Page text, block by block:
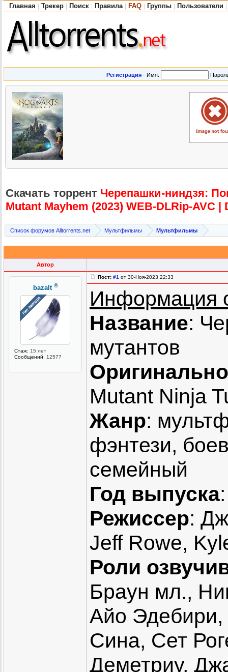
Главная Трекер Поиск Правила FAQ Группы Пользователи
Регистрация · Имя:
Скачать торрент Черепашки-ниндзя:
Mutant Mayhem (2023) WEB-DLRip-AVC |
Список форумов Alltorrents.net Мультфильмы Мультфильмы
Автор
bazalt ®
Стаж: 15 лет
Сообщений: 12577
Пост: #1 от 30-Ноя-2023 22:33
Информация
Название:
мутантов
Mutant Ninja
Жанр:
фэнтези,
семейный
Год выпуска
Режиссер:
Jeff Rowe,
Роли
Браун мл.,
Айо
Сина, Сет
Деметриу,